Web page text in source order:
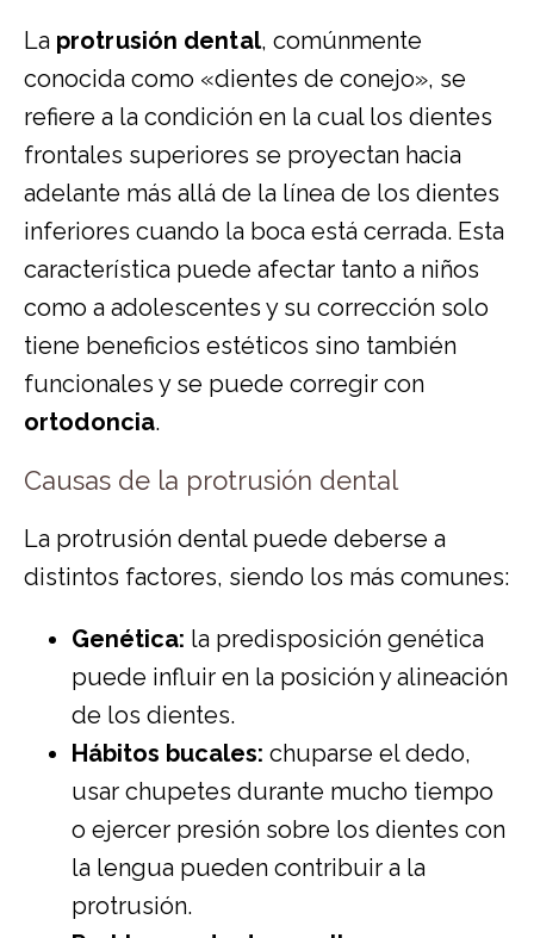
La protrusión dental, comúnmente
conocida como «dientes de conejo», se
refiere a la condición en la cual los dientes
frontales superiores se proyectan hacia
adelante más allá de la línea de los dientes
inferiores cuando la boca está cerrada. Esta
característica puede afectar tanto a niños
como a adolescentes y su corrección solo
tiene beneficios estéticos sino también
funcionales y se puede corregir con
ortodoncia.
Causas de la protrusión dental
La protrusión dental puede deberse a
distintos factores, siendo los más comunes:
Genética: la predisposición genética
puede influir en la posición y alineación
de los dientes.
Hábitos bucales: chuparse el dedo,
usar chupetes durante mucho tiempo
o ejercer presión sobre los dientes con
la lengua pueden contribuir a la
protrusión.